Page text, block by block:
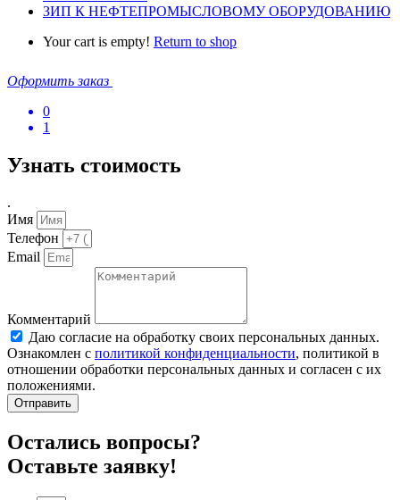
ЗИП К НЕФТЕПРОМЫСЛОВОМУ ОБОРУДОВАНИЮ
Your cart is empty! Return to shop
Оформить заказ
0
1
Узнать стоимость
.
Имя
Телефон
Email
Комментарий
Даю согласие на обработку своих персональных данных.
Ознакомлен с политикой конфиденциальности, политикой в
отношении обработки персональных данных и согласен с их
положениями.
Отправить
Остались вопросы?
Оставьте заявку!